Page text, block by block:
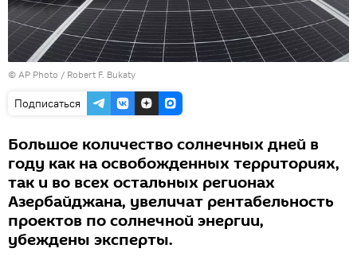
© AP Photo / Robert F. Bukaty
Подписаться
Большое количество солнечных дней в
году как на освобожденных территориях,
так и во всех остальных регионах
Азербайджана, увеличат рентабельность
проектов по солнечной энергии,
убеждены эксперты.